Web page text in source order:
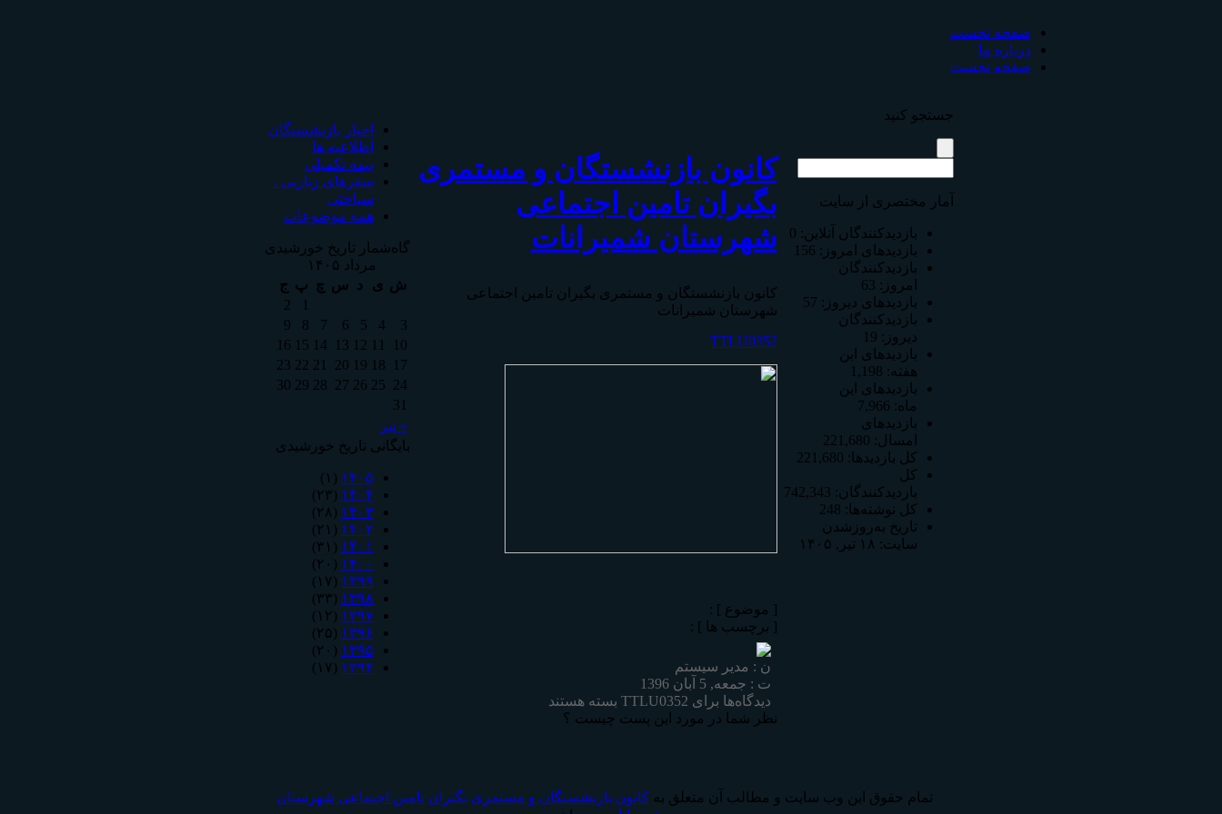
صفحه نخست
درباره ما
صفحه نخست
جستجو كنيد
آمار مختصری از سایت
بازدیدکنندگان آنلاین: 0
بازدیدهای امروز: 156
بازدیدکنندگان
امروز: 63
بازدیدهای دیروز: 57
بازدیدکنندگان
دیروز: 19
بازدیدهای این
هفته: 1,198
بازدیدهای این
ماه: 7,966
بازدیدهای
امسال: 221,680
کل بازدیدها: 221,680
کل
بازدیدکنند‌گان: 742,343
کل نوشته‌ها: 248
تاریخ به‌روزشدن
سایت: ۱۸ تیر, ۱۴۰۵
كانون بازنشستگان و مستمری
بگیران تامين اجتماعی
شهرستان شمیرانات
كانون بازنشستگان و مستمری بگیران تامين اجتماعی
شهرستان شمیرانات
TTLU0352
[ موضوع ] :
[ برچسب ها ] :
ن : مدیر سیستم
ت : جمعه, 5 آبان 1396
دیدگاه‌ها برای TTLU0352
بسته هستند
نظر شما در مورد اين پست چيست ؟
اخبار بازنشستگان
اطلاعیه ها
بیمه تکمیلی
سفرهای زیارتی ،
سیاحتی
همه موضوعات
گاه‌شمار تاریخ خورشیدی
مرداد ۱۴۰۵
ش ی د س چ پ ج
« تیر
1
2
3
4
5
6
7
8
9
10
11
12
13
14
15
16
17
18
19
20
21
22
23
24
25
26
27
28
29
30
31
بایگانی تاریخ خورشیدی
۱۴۰۵ (۱)
۱۴۰۴ (۲۳)
۱۴۰۳ (۲۸)
۱۴۰۲ (۲۱)
۱۴۰۱ (۳۱)
۱۴۰۰ (۲۰)
۱۳۹۹ (۱۷)
۱۳۹۸ (۳۳)
۱۳۹۷ (۱۲)
۱۳۹۶ (۲۵)
۱۳۹۵ (۲۰)
۱۳۹۴ (۱۷)
تمام حقوق اين وب سايت و مطالب آن متعلق بهكانون بازنشستگان و مستمری بگیران تامين اجتماعی شهرستان